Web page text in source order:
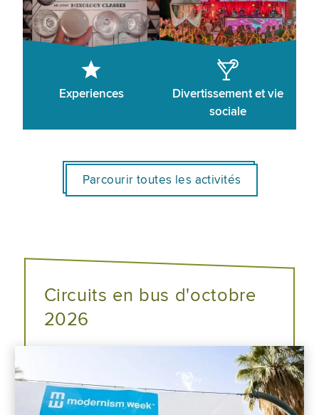
Experiences
Divertissement et vie
sociale
Parcourir toutes les activités
Circuits en bus d'octobre
2026